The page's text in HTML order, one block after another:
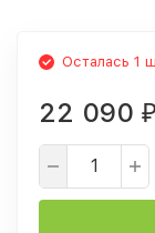
Осталась 1
22 090 ₽